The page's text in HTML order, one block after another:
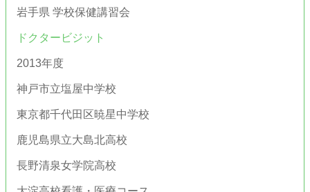
岩手県 学校保健講習会
ドクタービジット
2013年度
神戸市立塩屋中学校
東京都千代田区暁星中学校
鹿児島県立大島北高校
長野清泉女学院高校